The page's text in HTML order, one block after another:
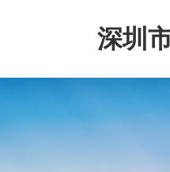
深圳